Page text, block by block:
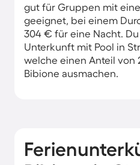
gut für Gruppen mit
geeignet, bei einem
304 € für eine Nacht.
Unterkunft mit Pool in
welche einen Anteil von
Bibione ausmachen.